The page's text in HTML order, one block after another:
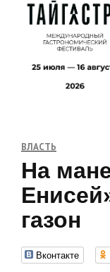
ВЛАСТЬ
На
газон
Вконтакте